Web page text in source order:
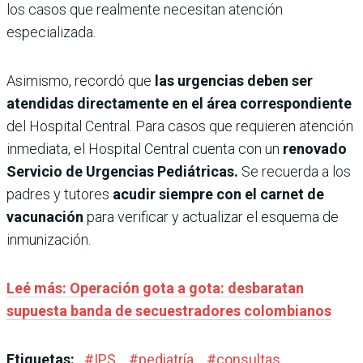
los casos que realmente necesitan atención
especializada.
Asimismo, recordó que las urgencias deben ser
atendidas directamente en el área correspondiente
del Hospital Central. Para casos que requieren atención
inmediata, el Hospital Central cuenta con un renovado
Servicio de Urgencias Pediátricas. Se recuerda a los
padres y tutores acudir siempre con el carnet de
vacunación para verificar y actualizar el esquema de
inmunización.
Leé más: Operación gota a gota: desbaratan
supuesta banda de secuestradores colombianos
Etiquetas: #IPS #pediatría #consultas